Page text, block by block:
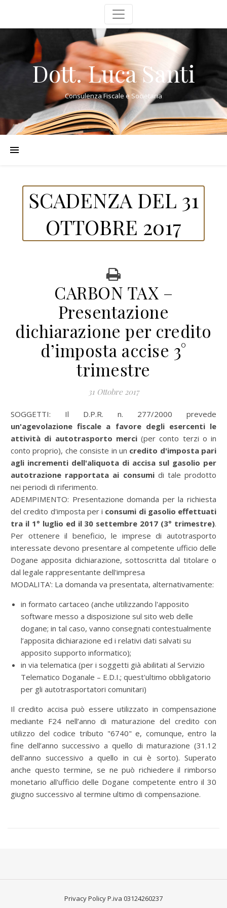
Dott. Luca Santi
Consulenza Fiscale e Societaria
SCADENZA DEL 31
OTTOBRE 2017
CARBON TAX –
Presentazione
dichiarazione per credito
d’imposta accise 3°
trimestre
31 Ottobre 2017
SOGGETTI: Il D.P.R. n. 277/2000 prevede
un'agevolazione fiscale a favore degli esercenti le
attività di autotrasporto merci (per conto terzi o in
conto proprio), che consiste in un credito d'imposta pari
agli incrementi dell'aliquota di accisa sul gasolio per
autotrazione rapportata ai consumidi tale prodotto
nei periodi di riferimento.
ADEMPIMENTO: Presentazione domanda per la richiesta
del credito d'imposta per i consumi di gasolio effettuati
tra il 1° luglio ed il 30 settembre 2017 (3° trimestre).
Per ottenere il beneficio, le imprese di autotrasporto
interessate devono presentare al competente ufficio delle
Dogane apposita dichiarazione, sottoscritta dal titolare o
dal legale rappresentante dell'impresa
MODALITA': La domanda va presentata, alternativamente:
in formato cartaceo (anche utilizzando l'apposito
software messo a disposizione sul sito web delle
dogane; in tal caso, vanno consegnati contestualmente
l’apposita dichiarazione ed i relativi dati salvati su
apposito supporto informatico);
in via telematica (per i soggetti già abilitati al Servizio
Telematico Doganale – E.D.I.; quest'ultimo obbligatorio
per gli autotrasportatori comunitari)
Il credito accisa può essere utilizzato in compensazione
mediante F24 nell’anno di maturazione del credito con
utilizzo del codice tributo "6740" e, comunque, entro la
fine dell’anno successivo a quello di maturazione (31.12
dell'anno successivo a quello in cui è sorto). Superato
anche questo termine, se ne può richiedere il rimborso
monetario all'ufficio delle Dogane competente entro il 30
giugno successivo al termine ultimo di compensazione.
Privacy PolicyP.iva 03124260237